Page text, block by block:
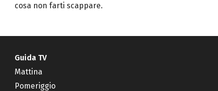
cosa non farti scappare.
Guida TV
Mattina
Pomeriggio